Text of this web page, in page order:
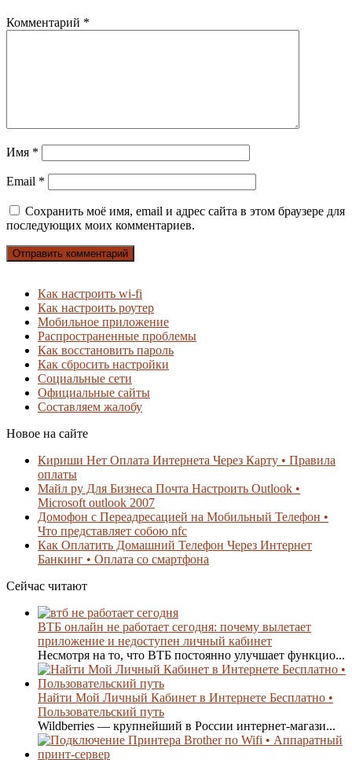
Комментарий *
Имя *
Email *
Сохранить моё имя, email и адрес сайта в этом браузере для
последующих моих комментариев.
Как настроить wi-fi
Как настроить роутер
Мобильное приложение
Распространенные проблемы
Как восстановить пароль
Как сбросить настройки
Социальные сети
Официальные сайты
Составляем жалобу
Новое на сайте
Кириши Нет Оплата Интернета Через Карту • Правила
оплаты
Майл ру Для Бизнеса Почта Настроить Outlook •
Microsoft outlook 2007
Домофон с Переадресацией на Мобильный Телефон •
Что представляет собою nfc
Как Оплатить Домашний Телефон Через Интернет
Банкинг • Оплата со смартфона
Сейчас читают
ВТБ онлайн не работает сегодня: почему вылетает
приложение и недоступен личный кабинет
Несмотря на то, что ВТБ постоянно улучшает функцио...
Найти Мой Личный Кабинет в Интернете Бесплатно •
Пользовательский путь
Wildberries — крупнейший в России интернет-магази...